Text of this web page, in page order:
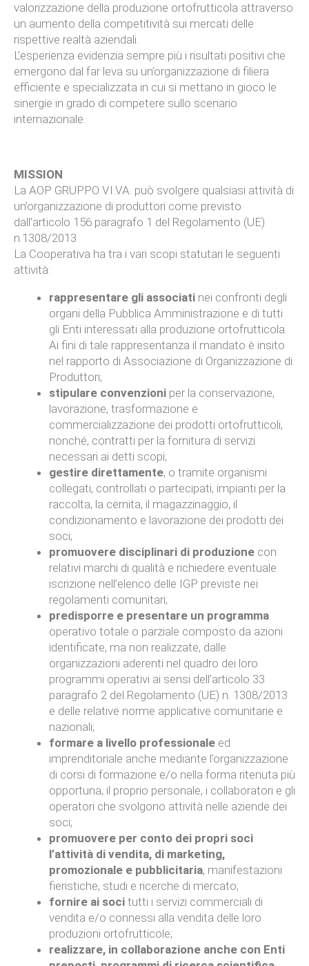
valorizzazione della produzione ortofrutticola attraverso
un aumento della competitività sui mercati delle
rispettive realtà aziendali.
L’esperienza evidenzia sempre più i risultati positivi che
emergono dal far leva su un’organizzazione di filiera
efficiente e specializzata in cui si mettano in gioco le
sinergie in grado di competere sullo scenario
internazionale.
MISSION
La AOP GRUPPO VI.VA. può svolgere qualsiasi attività di
un’organizzazione di produttori come previsto
dall’articolo 156 paragrafo 1 del Regolamento (UE)
n.1308/2013.
La Cooperativa ha tra i vari scopi statutari le seguenti
attività:
rappresentare gli associati nei confronti degli
organi della Pubblica Amministrazione e di tutti
gli Enti interessati alla produzione ortofrutticola.
Ai fini di tale rappresentanza il mandato è insito
nel rapporto di Associazione di Organizzazione di
Produttori;
stipulare convenzioni per la conservazione,
lavorazione, trasformazione e
commercializzazione dei prodotti ortofrutticoli,
nonché, contratti per la fornitura di servizi
necessari ai detti scopi;
gestire direttamente, o tramite organismi
collegati, controllati o partecipati, impianti per la
raccolta, la cernita, il magazzinaggio, il
condizionamento e lavorazione dei prodotti dei
soci;
promuovere disciplinari di produzione con
relativi marchi di qualità e richiedere eventuale
iscrizione nell’elenco delle IGP previste nei
regolamenti comunitari;
predisporre e presentare un programma
operativo totale o parziale composto da azioni
identificate, ma non realizzate, dalle
organizzazioni aderenti nel quadro dei loro
programmi operativi ai sensi dell’articolo 33
paragrafo 2 del Regolamento (UE) n. 1308/2013
e delle relative norme applicative comunitarie e
nazionali;
formare a livello professionale ed
imprenditoriale anche mediante l’organizzazione
di corsi di formazione e/o nella forma ritenuta più
opportuna, il proprio personale, i collaboratori e gli
operatori che svolgono attività nelle aziende dei
soci;
promuovere per conto dei propri soci
l’attività di vendita, di marketing,
promozionale e pubblicitaria, manifestazioni
fieristiche, studi e ricerche di mercato;
fornire ai soci tutti i servizi commerciali di
vendita e/o connessi alla vendita delle loro
produzioni ortofrutticole;
realizzare, in collaborazione anche con Enti